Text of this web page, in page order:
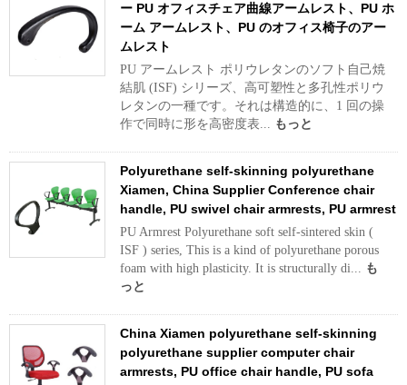
ー PU オフィスチェア曲線アームレスト、PU ホ
ーム アームレスト、PU のオフィス椅子のアー
ムレスト
PU アームレスト ポリウレタンのソフト自己焼
結肌 (ISF) シリーズ、高可塑性と多孔性ポリウ
レタンの一種です。それは構造的に、1 回の操
作で同時に形を高密度表... もっと
Polyurethane self-skinning polyurethane
Xiamen, China Supplier Conference chair
handle, PU swivel chair armrests, PU armrest
PU Armrest Polyurethane soft self-sintered skin (
ISF ) series, This is a kind of polyurethane porous
foam with high plasticity. It is structurally di... も
っと
China Xiamen polyurethane self-skinning
polyurethane supplier computer chair
armrests, PU office chair handle, PU sofa